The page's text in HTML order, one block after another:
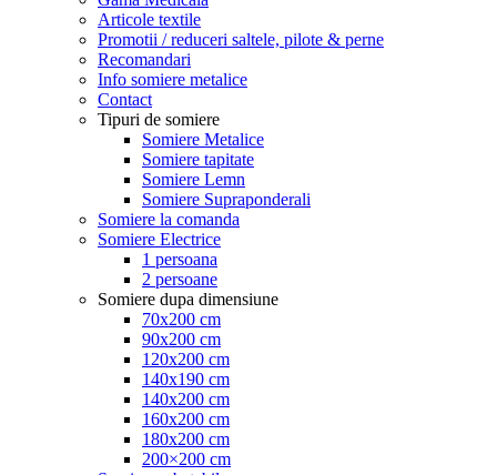
Articole textile
Promotii / reduceri saltele, pilote & perne
Recomandari
Info somiere metalice
Contact
Tipuri de somiere
Somiere Metalice
Somiere tapitate
Somiere Lemn
Somiere Supraponderali
Somiere la comanda
Somiere Electrice
1 persoana
2 persoane
Somiere dupa dimensiune
70x200 cm
90x200 cm
120x200 cm
140x190 cm
140x200 cm
160x200 cm
180x200 cm
200×200 cm